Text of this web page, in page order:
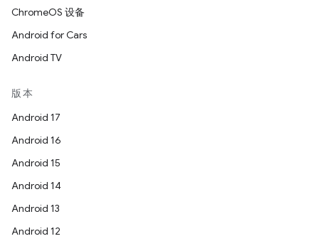
ChromeOS 设备
Android for Cars
Android TV
版本
Android 17
Android 16
Android 15
Android 14
Android 13
Android 12